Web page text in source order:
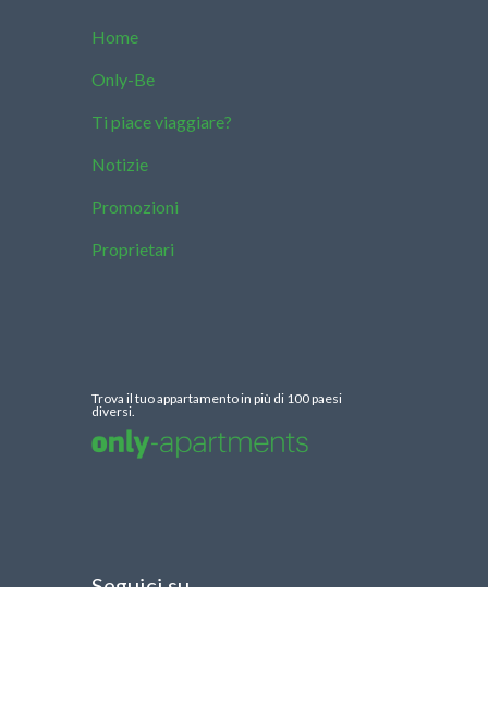
Home
Only-Be
Ti piace viaggiare?
Notizie
Promozioni
Proprietari
Trova il tuo appartamento in più di 100 paesi
diversi.
Seguici su